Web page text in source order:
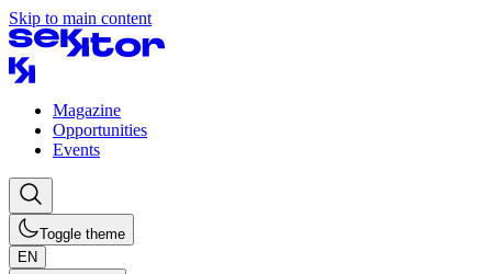
Skip to main content
Magazine
Opportunities
Events
Toggle theme
EN